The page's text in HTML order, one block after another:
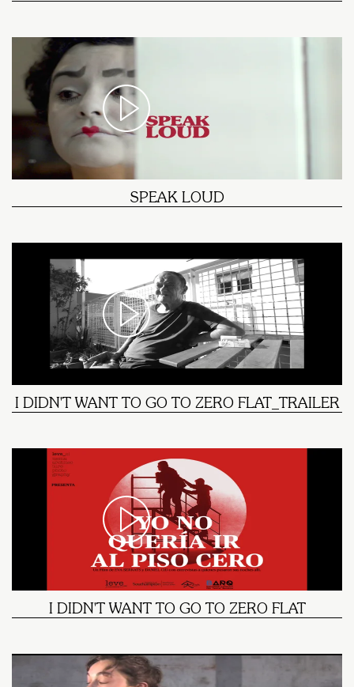
SPEAK LOUD
I DIDN'T WANT TO GO TO ZERO FLAT_TRAILER
I DIDN'T WANT TO GO TO ZERO FLAT